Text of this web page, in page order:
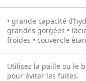
• grande capacité
grandes gorgées •
froides • couvercle
Utilisez la paille ou le
pour éviter les fuites.